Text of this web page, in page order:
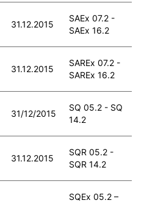
31.12.2015
SAEx 07.2 -
SAEx 16.2
31.12.2015
SAREx 07.2 -
SAREx 16.2
31/12/2015
SQ 05.2 - SQ
14.2
31.12.2015
SQR 05.2 -
SQR 14.2
SQEx 05.2 –